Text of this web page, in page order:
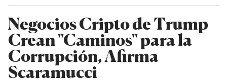
Negocios Cripto de Trump
Crean "Caminos" para la
Corrupción, Afirma
Scaramucci